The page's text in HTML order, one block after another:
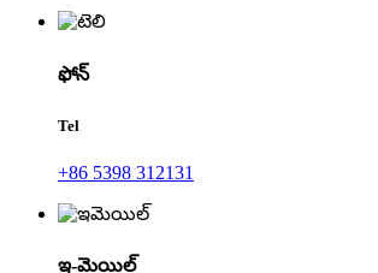
ఫోన్
Tel
+86 5398 312131
ఇ-మెయిల్